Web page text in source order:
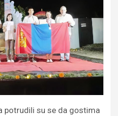
potrudili su se da gostima